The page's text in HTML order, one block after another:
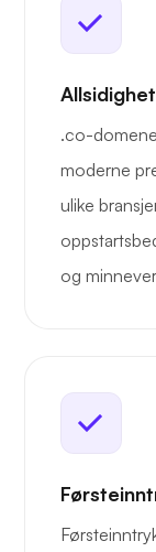
.co-
moderne
ulike
og